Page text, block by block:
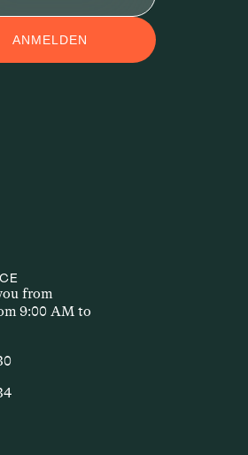
Die Form der Anwendung
wie schnell und wie stark
wirkt. Welche
gewählt wird, hängt
vom Wirkstoff selbst,
Bedürfnissen ab.
bei denen das
ANMELDEN
from
9:00 AM to